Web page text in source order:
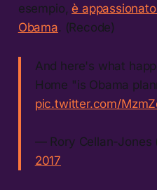
esempio, è
Obama. (Recode)
And here's what
Home "is Obama
pic.twitter.com/
— Rory Cellan-Jones
2017